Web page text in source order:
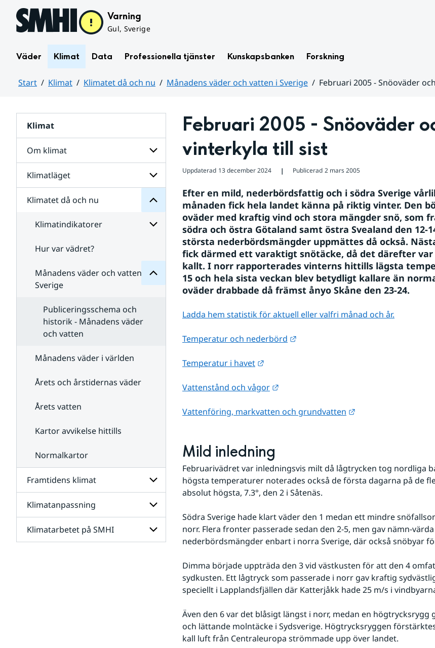
Hoppa till sidans innehåll Varning
Gul, Sverige
Väder Klimat Data Professionella tjänster Kunskapsbanken Forskning
Start Klimat Klimatet då och nu Månadens väder och vatten i Sverige
Februari 2005 - Snöoväder
Klimat
Om klimat
Undersidor
för
Om
klimat
Klimatläget
Undersidor
Klimatläget
Klimatet då och nu
Undersidor
för
Klimatet
då
och
Klimatindikatorer
Undersidor
Klimatindikatorer
Hur var vädret?
Månadens väder och vatten i
Sverige
Månadens
väder
vatten
i
Publiceringsschema och
historik - Månadens väder
och vatten
Månadens väder i världen
Årets och årstidernas väder
Årets vatten
Kartor avvikelse hittills
Normalkartor
Framtidens klimat
Undersidor
för
Framtidens
klimat
Klimatanpassning
Undersidor
för
Klimatarbetet på SMHI
Klimatarbetet
Februari 2005 - Snöoväder
vinterkyla till sist
Uppdaterad 13 december 2024 ❘ Publicerad 2 mars 2005
Efter en mild, nederbördsfattig och i södra Sverige
månaden fick hela landet känna på riktig vinter. Den
oväder med kraftig vind och stora mängder snö, som
södra och östra Götaland samt östra Svealand den 12-
största nederbördsmängder uppmättes då också.
fick därmed ett varaktigt snötäcke, då det därefter var
kallt. I norr rapporterades vinterns hittills lägsta
15 och hela sista veckan blev betydligt kallare än
oväder drabbade då främst ånyo Skåne den 23-24.
Ladda hem statistik för aktuell eller valfri månad och år.
Temperatur och nederbörd Länk till annan webbplats.
Temperatur i havet Länk till annan webbplats.
Vattenstånd och vågor Länk till annan webbplats.
Vattenföring, markvatten och grundvatten Länk till annan
Mild inledning
Februarivädret var inledningsvis milt då lågtrycken tog nordliga
högsta temperaturer noterades också de första dagarna på de
absolut högsta, 7.3°, den 2 i Såtenäs.
Södra Sverige hade klart väder den 1 medan ett mindre
norr. Flera fronter passerade sedan den 2-5, men gav nämn-värda
nederbördsmängder enbart i norra Sverige, där också snöbyar
Dimma började uppträda den 3 vid västkusten för att den 4
sydkusten. Ett lågtryck som passerade i norr gav kraftig
speciellt i Lapplandsfjällen där Katterjåkk hade 25 m/s i
Även den 6 var det blåsigt längst i norr, medan en högtrycksrygg
och lättande molntäcke i Sydsverige. Högtrycksryggen
kall luft från Centraleuropa strömmade upp över landet.